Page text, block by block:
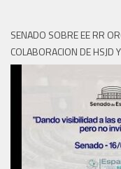
SENADO SOBRE EE RR
COLABORACION DE HSJD